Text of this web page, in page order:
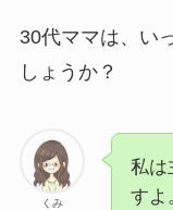
30代ママは、い
しょうか？
くみ
私は
すよ